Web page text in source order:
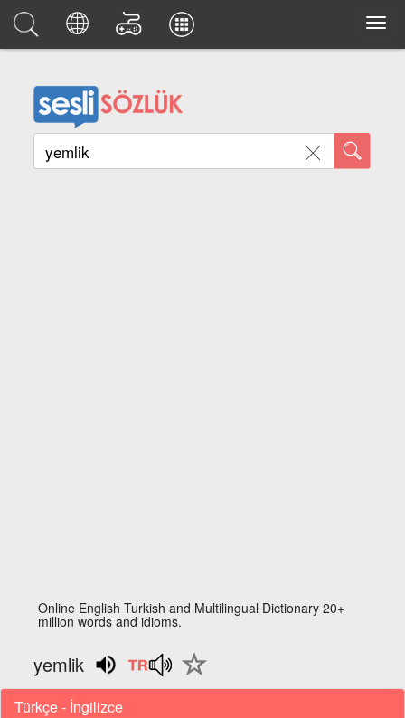
Online English Turkish and Multilingual Dictionary 20+
million words and idioms.
yemlik
Türkçe - İngilizce